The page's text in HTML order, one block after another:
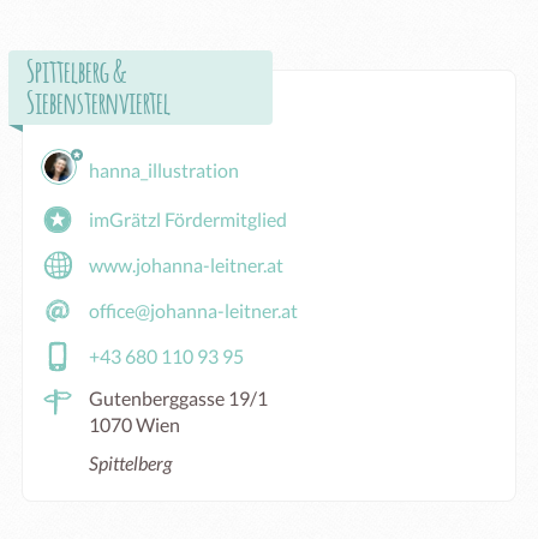
Spittelberg &
Siebensternviertel
hanna_illustration
imGrätzl Fördermitglied
www.johanna-leitner.at
office@johanna-leitner.at
+43 680 110 93 95
Gutenberggasse 19/1
1070 Wien
Spittelberg